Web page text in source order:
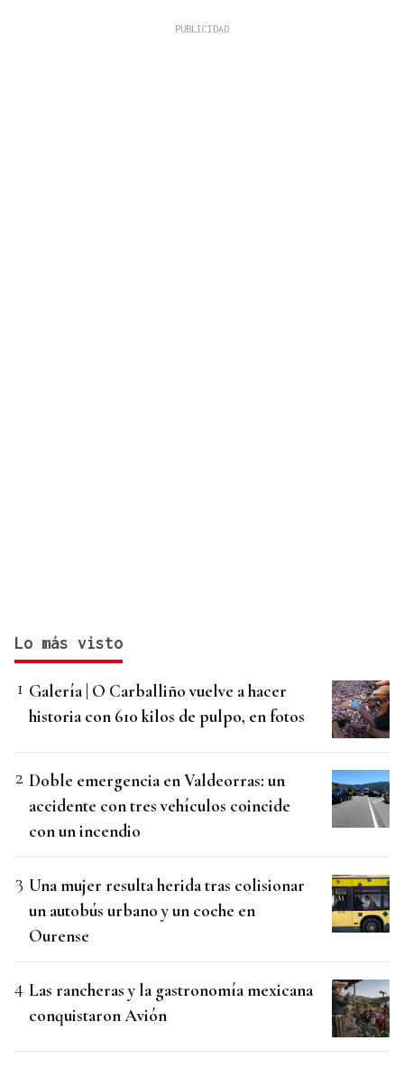
Lo más visto
Galería | O Carballiño vuelve a hacer
historia con 610 kilos de pulpo, en fotos
Doble emergencia en Valdeorras: un
accidente con tres vehículos coincide
con un incendio
Una mujer resulta herida tras colisionar
un autobús urbano y un coche en
Ourense
Las rancheras y la gastronomía mexicana
conquistaron Avión